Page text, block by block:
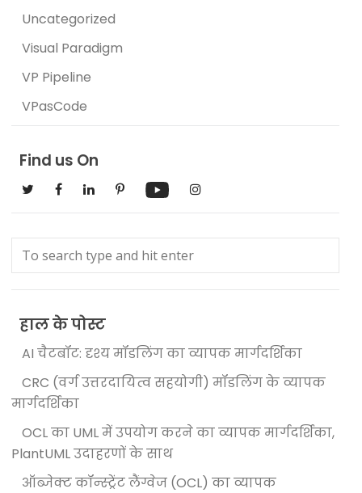
Uncategorized
Visual Paradigm
VP Pipeline
VPasCode
Find us On
हाल के पोस्ट
AI चैटबॉट: दृश्य मॉडलिंग का व्यापक मार्गदर्शिका
CRC (वर्ग उत्तरदायित्व सहयोगी) मॉडलिंग के व्यापक
मार्गदर्शिका
OCL का UML में उपयोग करने का व्यापक मार्गदर्शिका,
PlantUML उदाहरणों के साथ
ऑब्जेक्ट कॉन्स्ट्रेंट लैंग्वेज (OCL) का व्यापक